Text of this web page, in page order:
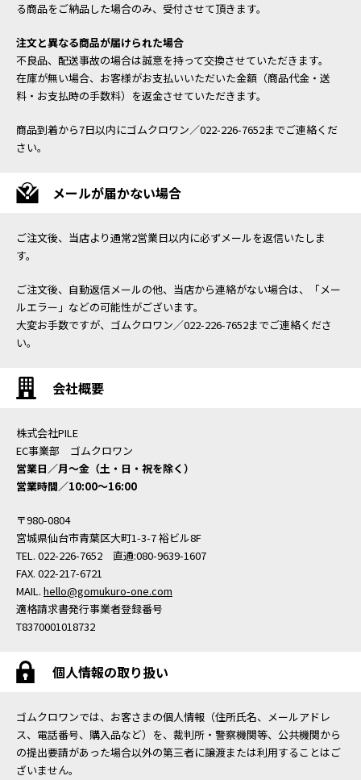
る商品をご納品した場合のみ、受付させて頂きます。
注文と異なる商品が届けられた場合
不良品、配送事故の場合は誠意を持って交換させていただきます。
在庫が無い場合、お客様がお支払いいただいた金額（商品代金・送
料・お支払時の手数料）を返金させていただきます。
商品到着から7日以内にゴムクロワン／022-226-7652までご連絡くだ
さい。
メールが届かない場合
ご注文後、当店より通常2営業日以内に必ずメールを返信いたしま
す。
ご注文後、自動返信メールの他、当店から連絡がない場合は、「メー
ルエラー」などの可能性がございます。
大変お手数ですが、ゴムクロワン／022-226-7652までご連絡くださ
い。
会社概要
株式会社PILE
EC事業部 ゴムクロワン
営業日／月〜金（土・日・祝を除く）
営業時間／10:00〜16:00
〒980-0804
宮城県仙台市青葉区大町1-3-7 裕ビル8F
TEL. 022-226-7652 直通:080-9639-1607
FAX. 022-217-6721
MAIL. hello@gomukuro-one.com
適格請求書発行事業者登録番号
T8370001018732
個人情報の取り扱い
ゴムクロワンでは、お客さまの個人情報（住所氏名、メールアドレ
ス、電話番号、購入品など）を、裁判所・警察機関等、公共機関から
の提出要請があった場合以外の第三者に譲渡または利用することはご
ざいません。